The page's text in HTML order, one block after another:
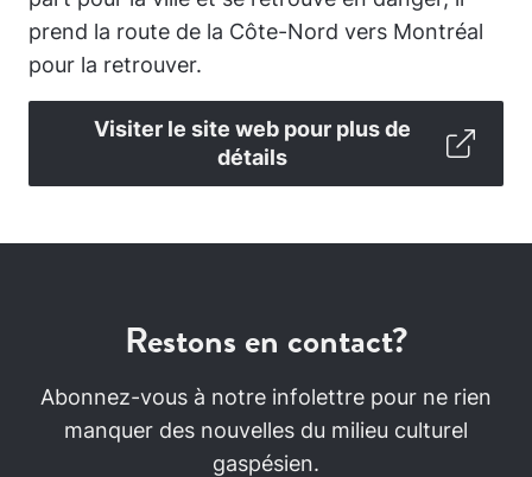
prend la route de la Côte-Nord vers Montréal
pour la retrouver.
Visiter le site web pour plus de
détails
Restons en contact?
Abonnez-vous à notre infolettre pour ne rien
manquer des nouvelles du milieu culturel
gaspésien.